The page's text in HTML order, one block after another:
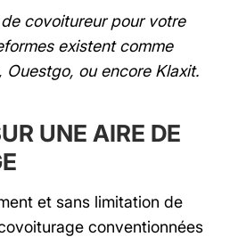
covoitureur pour votre
existent comme
ou encore Klaxit.
UNE AIRE DE
et sans limitation de
conventionnées